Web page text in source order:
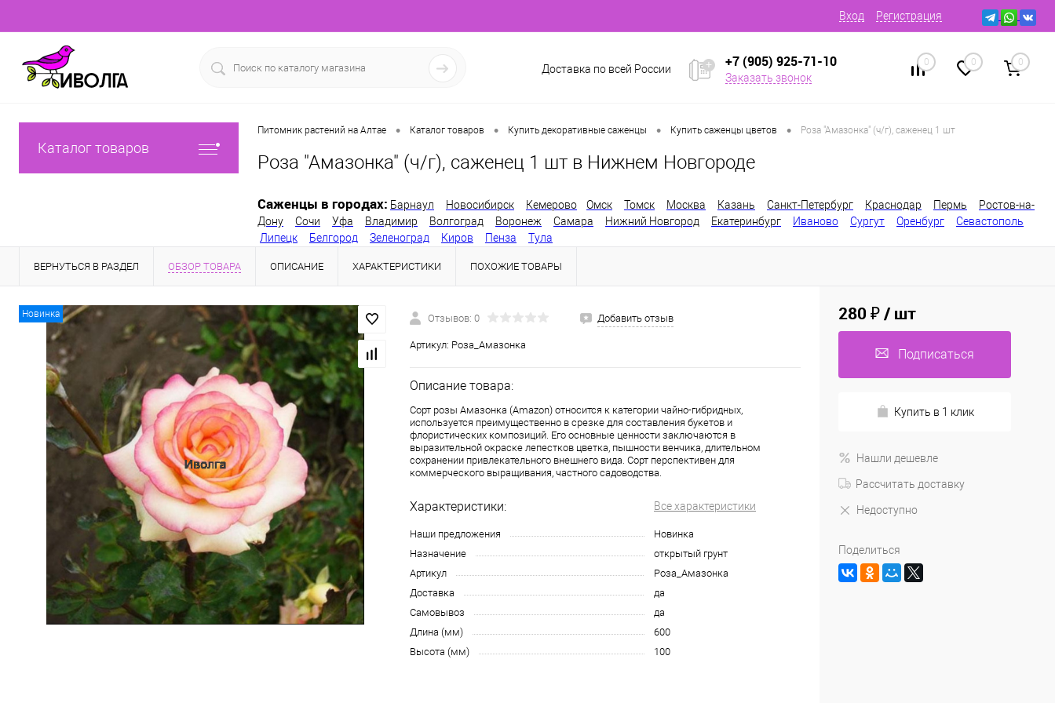
Вход Регистрация
Доставка по всей России +7 (905) 925-71-10
Заказать звонок
0 0 0
Каталог товаров
Питомник растений на Алтае • Каталог товаров • Купить декоративные саженцы • Купить саженцы цветов • Роза "Амазонка" (ч/г), саженец 1 шт
Роза "Амазонка" (ч/г), саженец 1 шт в Нижнем Новгороде
Саженцы в городах: Барнаул Новосибирск Кемерово Омск Томск Москва Казань Санкт-Петербург Краснодар Пермь
Ростов-на-
Дону
Сочи Уфа Владимир Волгоград Воронеж Самара Нижний Новгород Екатеринбург Иваново Сургут Оренбург
Севастополь
Липецк
Белгород Зеленоград Киров Пенза Тула
ВЕРНУТЬСЯ В РАЗДЕЛ ОБЗОР ТОВАРА ОПИСАНИЕ ХАРАКТЕРИСТИКИ ПОХОЖИЕ ТОВАРЫ
Новинка Отзывов: 0 Добавить отзыв
Артикул: Роза_Амазонка
Описание товара:
Сорт розы Амазонка (Amazon) относится к категории чайно-гибридных,
используется преимущественно в срезке для составления букетов и
флористических композиций. Его основные ценности заключаются в
выразительной окраске лепестков цветка, пышности венчика, длительном
сохранении привлекательного внешнего вида. Сорт перспективен для
коммерческого выращивания, частного садоводства.
Характеристики: Все характеристики
Наши предложения
Новинка
Назначение
открытый грунт
Артикул
Роза_Амазонка
Доставка
да
Самовывоз
да
Длина (мм)
600
Высота (мм)
100
280 ₽/ шт
Подписаться
Купить в 1 клик
Нашли дешевле
Рассчитать доставку
Недоступно
Поделиться